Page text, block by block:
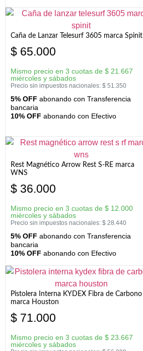
Caña de Lanzar Telesurf 3605 marca Spinit
$ 65.000
Mismo precio en 3 cuotas de $ 21.667
miércoles y sábados
Precio sin impuestos nacionales: $ 51.350
5% OFF abonando con Transferencia
bancaria
10% OFF abonando con Efectivo
Rest Magnético Arrow Rest S-RE marca
WNS
$ 36.000
Mismo precio en 3 cuotas de $ 12.000
miércoles y sábados
Precio sin impuestos nacionales: $ 28.440
5% OFF abonando con Transferencia
bancaria
10% OFF abonando con Efectivo
Pistolera Interna KYDEX Fibra de Carbono
marca Houston
$ 71.000
Mismo precio en 3 cuotas de $ 23.667
miércoles y sábados